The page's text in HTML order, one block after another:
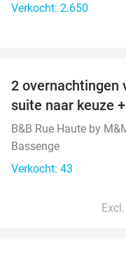
Verkocht: 2.650
2 overnachtingen
suite naar keuze
B&B Rue Haute by
Bassenge
Verkocht: 43